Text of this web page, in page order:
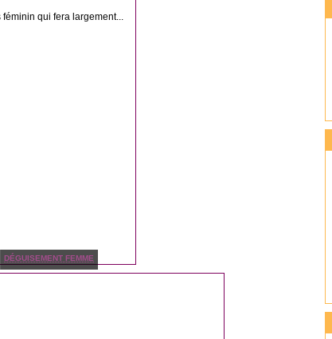
qui fera largement...
DÉGUISEMENT FEMME